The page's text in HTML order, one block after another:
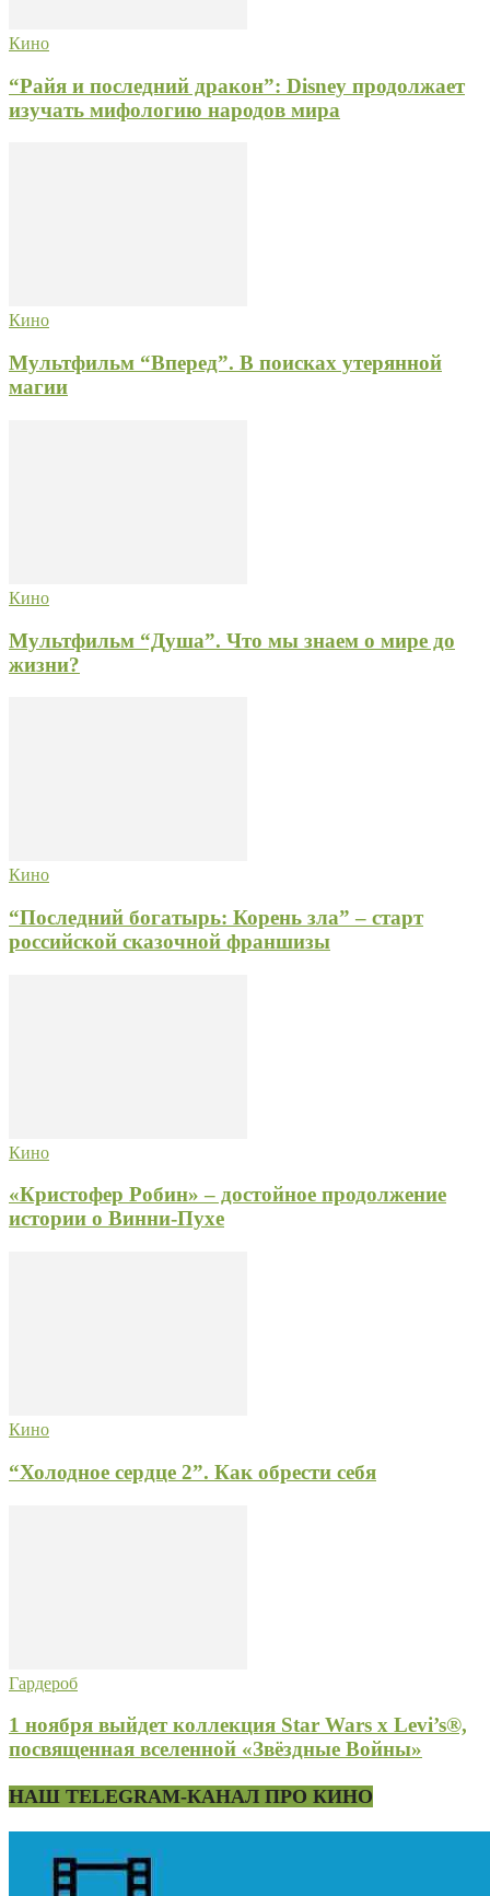
Кино
“Райя и последний дракон”: Disney продолжает
изучать мифологию народов мира
Кино
Мультфильм “Вперед”. В поисках утерянной
магии
Кино
Мультфильм “Душа”. Что мы знаем о мире до
жизни?
Кино
“Последний богатырь: Корень зла” – старт
российской сказочной франшизы
Кино
«Кристофер Робин» – достойное продолжение
истории о Винни-Пухе
Кино
“Холодное сердце 2”. Как обрести себя
Гардероб
1 ноября выйдет коллекция Star Wars x Levi’s®,
посвященная вселенной «Звёздные Войны»
НАШ TELEGRAM-КАНАЛ ПРО КИНО